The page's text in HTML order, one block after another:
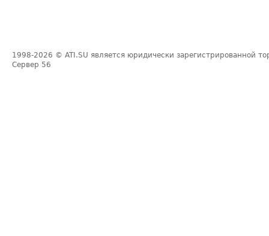
1998-2026 © ATI.SU является юридически зарегистрированной
Сервер 56